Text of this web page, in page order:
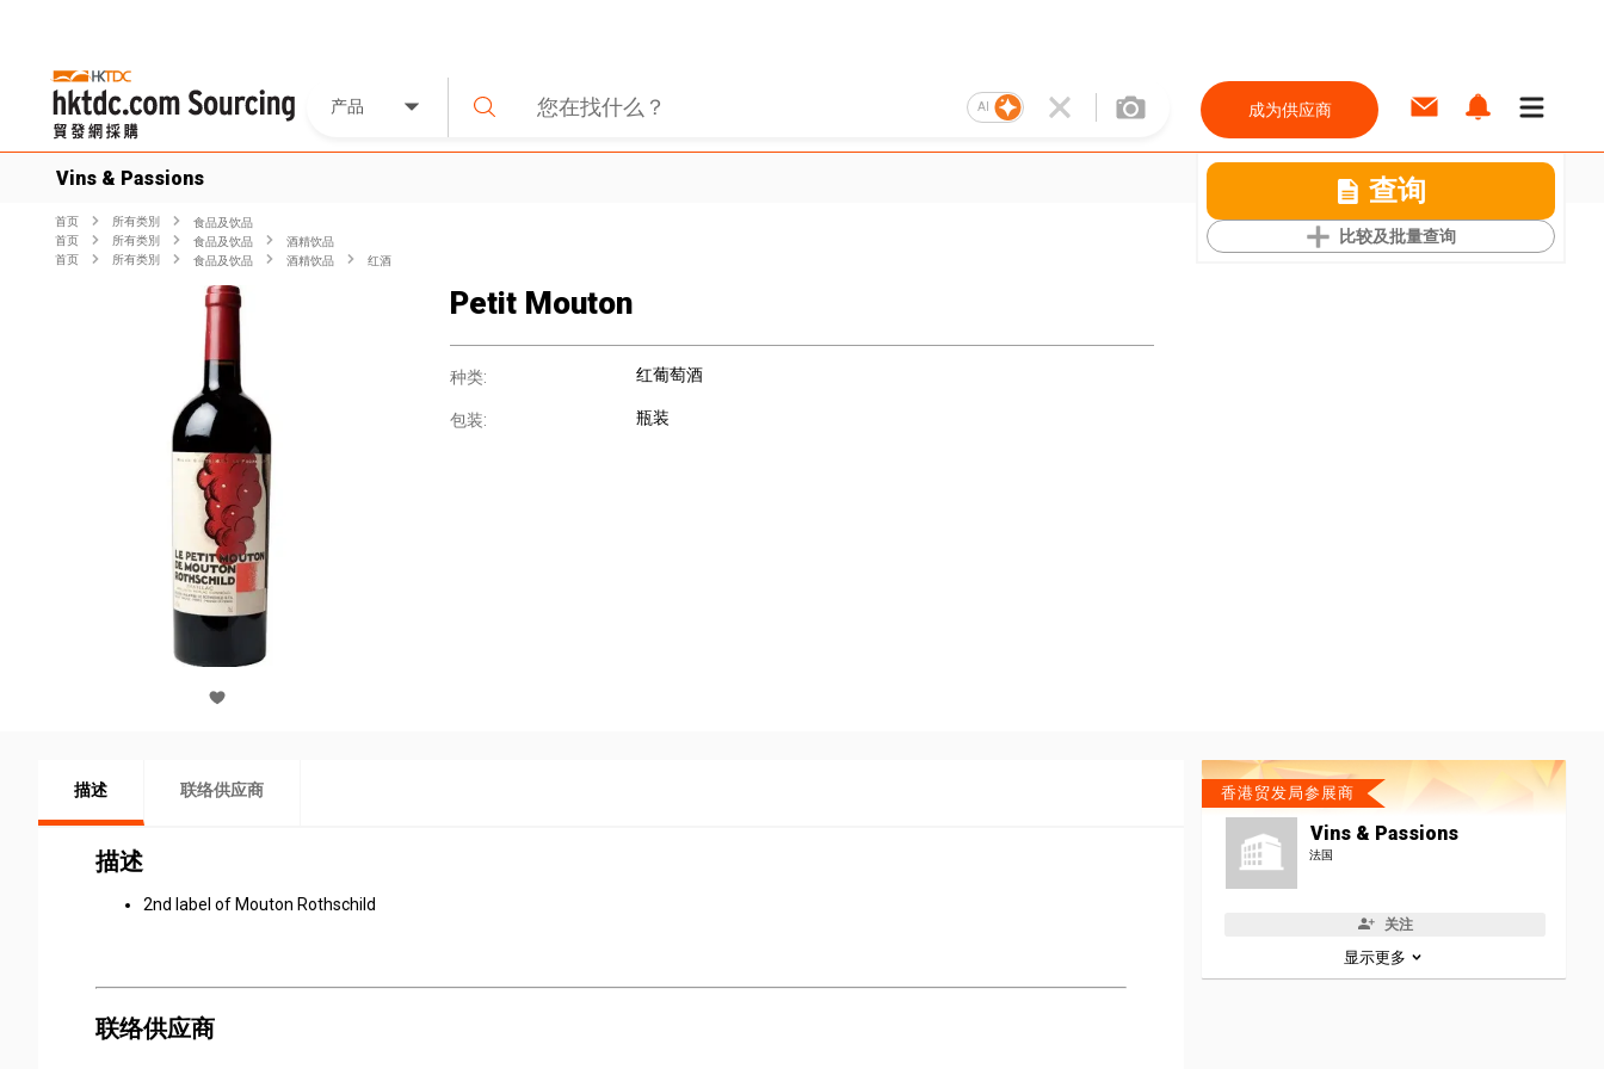
产品 AI 成为供应商
Vins & Passions 查询
比较及批量查询
首页 所有类別
食品及饮品
首页
所有类別 食品及饮品
酒精饮品
首页
所有类別 食品及饮品 酒精饮品 红酒
Petit Mouton
种类: 红葡萄酒
包装: 瓶装
描述 联络供应商
描述
2nd label of Mouton Rothschild
联络供应商
香港贸发局参展商
Vins & Passions
法国
关注
显示更多